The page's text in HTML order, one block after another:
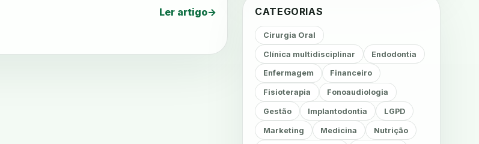
Ler artigo→ CATEGORIAS
Cirurgia Oral
Clínica multidisciplinar Endodontia
Enfermagem Financeiro
Fisioterapia Fonoaudiologia
Gestão Implantodontia LGPD
Marketing Medicina Nutrição